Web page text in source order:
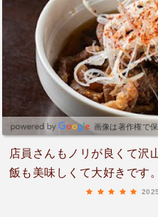
画像は著作権で
店員さんもノリが良くて沢
飯も美味しくて大好きです